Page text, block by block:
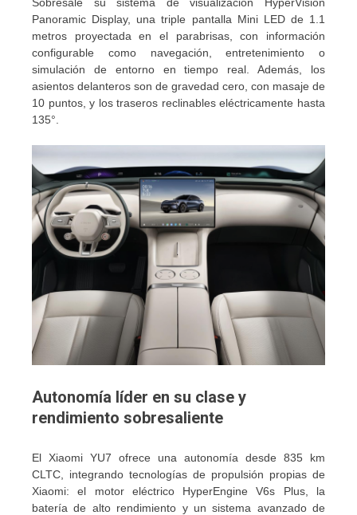
Sobresale su sistema de visualización HyperVision
Panoramic Display, una triple pantalla Mini LED de 1.1
metros proyectada en el parabrisas, con información
configurable como navegación, entretenimiento o
simulación de entorno en tiempo real. Además, los
asientos delanteros son de gravedad cero, con masaje de
10 puntos, y los traseros reclinables eléctricamente hasta
135°.
Autonomía líder en su clase y
rendimiento sobresaliente
El Xiaomi YU7 ofrece una autonomía desde 835 km
CLTC, integrando tecnologías de propulsión propias de
Xiaomi: el motor eléctrico HyperEngine V6s Plus, la
batería de alto rendimiento y un sistema avanzado de